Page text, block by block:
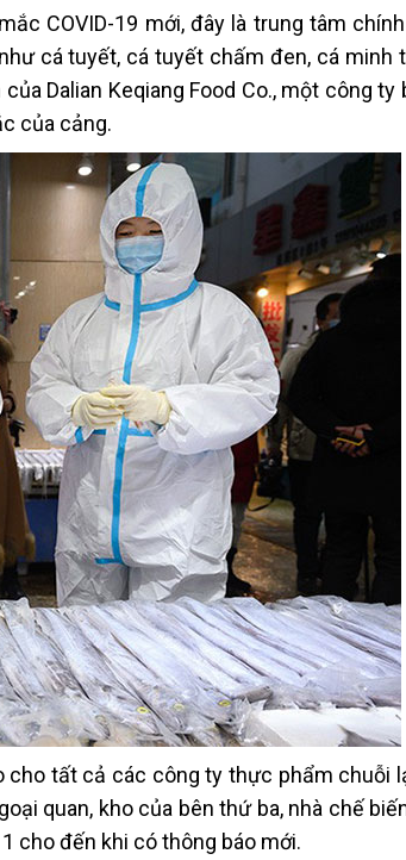
COVID-19 mới, đây là trung tâm
cá tuyết, cá tuyết chấm đen, cá minh
Dalian Keqiang Food Co., một công ty
của cảng.
cho tất cả các công ty thực phẩm chuỗi
quan, kho của bên thứ ba, nhà chế
cho đến khi có thông báo mới.